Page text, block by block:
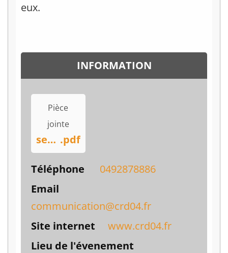
eux.
INFORMATION
Pièce
jointe
semainedelacreationdepliant-end-web-2 .pdf
Téléphone
0492878886
Email
communication@crd04.fr
Site internet
www.crd04.fr
Lieu de l'évenement